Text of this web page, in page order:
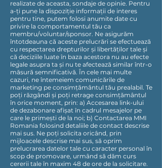
realizate de aceasta, sondaje de opinie. Pentru
a-ți pune la dispoziție informații de interes
pentru tine, putem folosi anumite date cu
privire la comportamentul tău ca
membru/voluntar/sponsor. Ne asigurăm
întotdeauna că aceste prelucrări se efectuează
cu respectarea drepturilor și libertăților tale și
că deciziile luate în baza acestora nu au efecte
legale asupra ta și nu te afectează similar într-o
măsură semnificativă. În cele mai multe
cazuri, ne întemeiem comunicările de
marketing pe consimțământul tău prealabil. Te
poți răzgândi și poți retrage consimțământul
în orice moment, prin: a) Accesarea link-ului
de dezabonare afișat în cadrul mesajelor pe
care le primești de la noi; b) Contactarea MMI
Romania folosind detaliile de contact descrise
mai sus. Ne poți solicita oricând, prin
mijloacele descrise mai sus, să oprim
prelucrarea datelor tale cu caracter personal în
scop de promovare, urmând să dăm curs
cererii tale în maxim 48 de ore de la solicitare.